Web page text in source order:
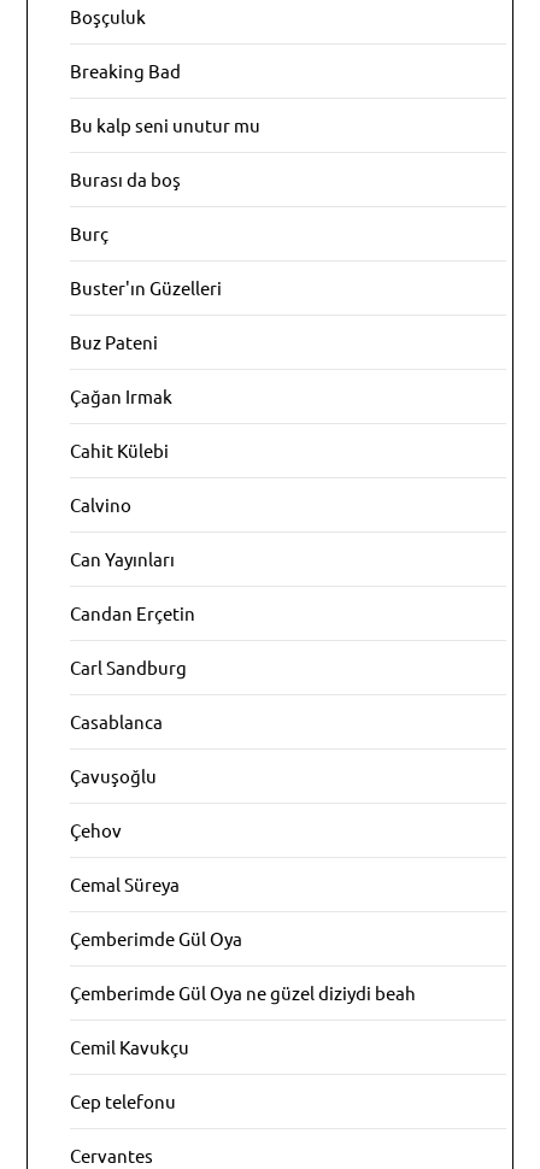
Boşçuluk
Breaking Bad
Bu kalp seni unutur mu
Burası da boş
Burç
Buster'ın Güzelleri
Buz Pateni
Çağan Irmak
Cahit Külebi
Calvino
Can Yayınları
Candan Erçetin
Carl Sandburg
Casablanca
Çavuşoğlu
Çehov
Cemal Süreya
Çemberimde Gül Oya
Çemberimde Gül Oya ne güzel diziydi beah
Cemil Kavukçu
Cep telefonu
Cervantes